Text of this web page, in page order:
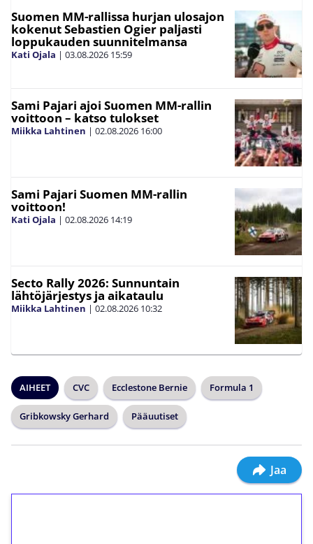
Suomen MM-rallissa hurjan ulosajon
kokenut Sebastien Ogier paljasti
loppukauden suunnitelmansa
Kati Ojala | 03.08.2026 15:59
Sami Pajari ajoi Suomen MM-rallin
voittoon – katso tulokset
Miikka Lahtinen | 02.08.2026 16:00
Sami Pajari Suomen MM-rallin
voittoon!
Kati Ojala | 02.08.2026 14:19
Secto Rally 2026: Sunnuntain
lähtöjärjestys ja aikataulu
Miikka Lahtinen | 02.08.2026 10:32
AIHEET CVC Ecclestone Bernie Formula 1
Gribkowsky Gerhard Pääuutiset
Jaa